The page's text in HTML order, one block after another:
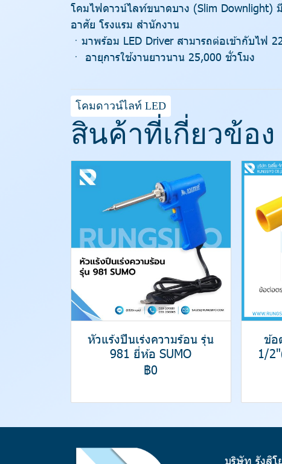
โคมไฟดาวน์ไลท์ขนาดบาง (Slim Downlight)
อาศัย โรงแรม สำนักงาน
ㆍมาพร้อม LED Driver สามารถต่อเข้ากับไฟ
ㆍ อายุการใช้งานยาวนาน 25,000 ชั่วโมง
โคมดาวน์ไลท์ LED
สินค้าที่เกี่ยวข้อง
หัวแร้งปืนเร่งความร้อน รุ่น
981 ยี่ห้อ SUMO
฿0
ข้อ
1/
บริษัท รังสิโ